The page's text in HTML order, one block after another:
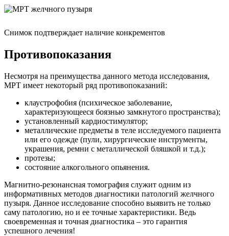
Снимок подтверждает наличие конкрементов
Противопоказания
Несмотря на преимущества данного метода исследования,
МРТ имеет некоторый ряд противопоказаний:
клаустрофобия (психическое заболевание,
характеризующееся боязнью замкнутого пространства);
установленный кардиостимулятор;
металлические предметы в теле исследуемого пациента
или его одежде (пули, хирургические инструменты,
украшения, ремни с металлической бляшкой и т.д.);
протезы;
состояние алкогольного опьянения.
Магнитно-резонансная томография служит одним из
информативных методов диагностики патологий желчного
пузыря. Данное исследование способно выявить не только
саму патологию, но и ее точные характеристики. Ведь
своевременная и точная диагностика – это гарантия
успешного лечения!